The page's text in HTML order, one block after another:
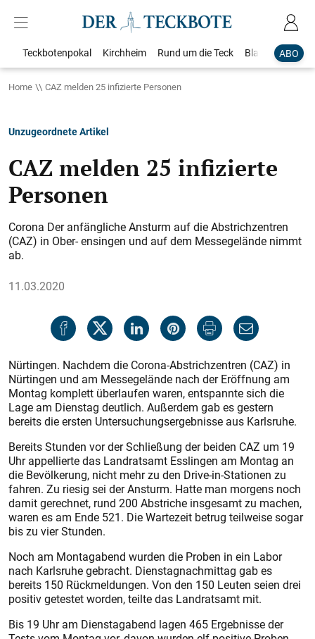
ABO
Teckbotenpokal Kirchheim Rund um die Teck Blaulicht
Home CAZ melden 25 infizierte Personen
Unzugeordnete Artikel
CAZ melden 25 infizierte
Personen
Corona Der anfängliche Ansturm auf die Abstrichzentren
(CAZ) in Ober- ensingen und auf dem Messegelände nimmt
ab.
11.03.2020
Nürtingen. Nachdem die Corona-Abstrichzentren (CAZ) in
Nürtingen und am Messegelände nach der Eröffnung am
Montag komplett überlaufen waren, entspannte sich die
Lage am Dienstag deutlich. Außerdem gab es gestern
bereits die ersten Untersuchungsergebnisse aus Karlsruhe.
Bereits Stunden vor der Schließung der beiden CAZ um 19
Uhr appellierte das Landratsamt Esslingen am Montag an
die Bevölkerung, nicht mehr zu den Drive-in-Stationen zu
fahren. Zu riesig sei der Ansturm. Hatte man morgens noch
damit gerechnet, rund 200 Abstriche insgesamt zu machen,
waren es am Ende 521. Die Wartezeit betrug teilweise sogar
bis zu vier Stunden.
Noch am Montagabend wurden die Proben in ein Labor
nach Karlsruhe gebracht. Dienstagnachmittag gab es
bereits 150 Rückmeldungen. Von den 150 Leuten seien drei
positiv getestet worden, teilte das Landratsamt mit.
Bis 19 Uhr am Dienstagabend lagen 465 Ergebnisse der